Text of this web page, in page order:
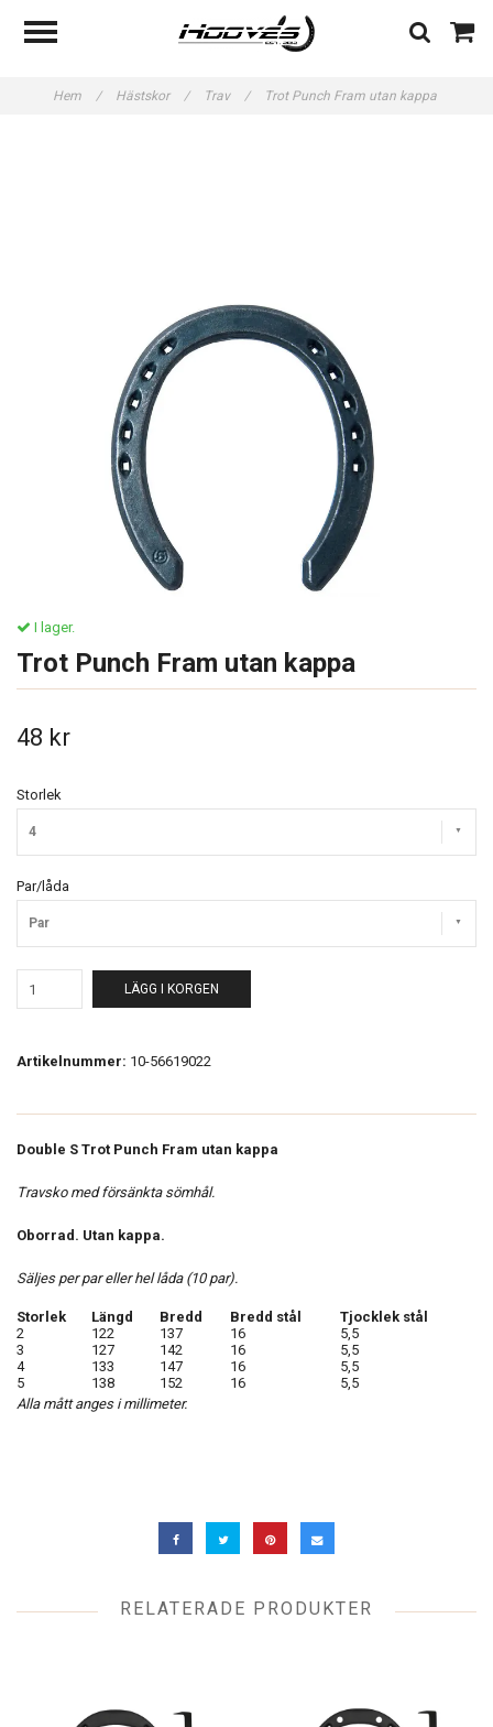
Hem / Hästskor / Trav / Trot Punch Fram utan kappa
I lager.
Trot Punch Fram utan kappa
48 kr
Storlek
4
Par/låda
Par
LÄGG I KORGEN
Artikelnummer: 10-56619022
Double S Trot Punch Fram utan kappa
Travsko med försänkta sömhål.
Oborrad. Utan kappa.
Säljes per par eller hel låda (10 par).
Storlek Längd Bredd Bredd stål
Tjocklek stål
2
122 137 16
5,5
3
127 142 16
5,5
4
133 147 16
5,5
5
138 152 16
5,5
Alla mått anges i millimeter.
RELATERADE PRODUKTER